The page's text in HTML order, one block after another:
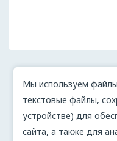
Мы используем
текстовые файлы,
устройстве) для
сайта, а также для